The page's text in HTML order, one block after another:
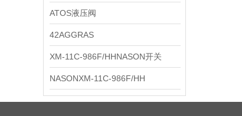
ATOS液压阀
42AGGRAS
XM-11C-986F/HHNASON开关
NASONXM-11C-986F/HH